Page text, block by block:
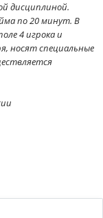
дисциплиной.
по 20 минут. В
4 игрока и
носят специальные